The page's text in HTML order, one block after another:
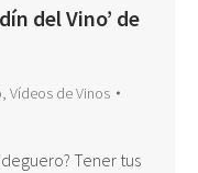
del Vino’ de
Vídeos de Vinos
Tener tus